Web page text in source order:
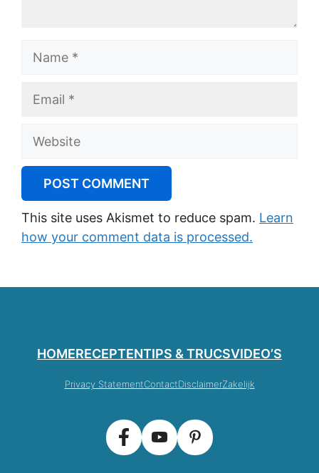
Website
This site uses Akismet to reduce spam. Learn
how your comment data is processed.
HOMERECEPTENTIPS & TRUCSVIDEO’S
Privacy StatementContactDisclaimerZakelijk